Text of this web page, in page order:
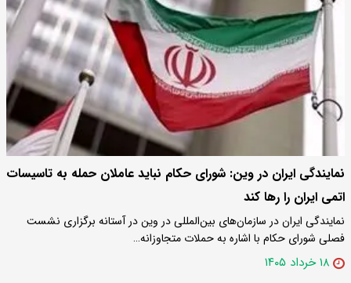
نمایندگی ایران در وین: شورای حکام نباید عاملان حمله به تاسیسات
اتمی ایران را رها کند
نمایندگی ایران در سازمان‌های بین‌المللی در وین در آستانه برگزاری نشست
فصلی شورای حکام با اشاره به حملات متجاوزانه…
۱۸ خرداد ۱۴۰۵